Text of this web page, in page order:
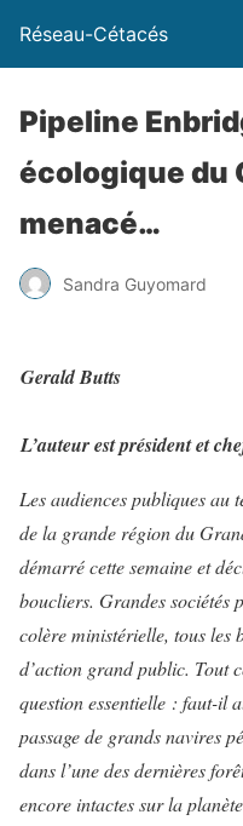
Réseau-Cétacés
Pipeline
écologique du
menacé…
Sandra Guyomard
Gerald Butts
L’auteur est président et
Les audiences publiques au
de la grande région du
démarré cette semaine et
boucliers. Grandes sociétés
colère ministérielle, tous les
d’action grand public. Tout
question essentielle : faut-il
passage de grands navires
dans l’une des dernières
encore intactes sur la